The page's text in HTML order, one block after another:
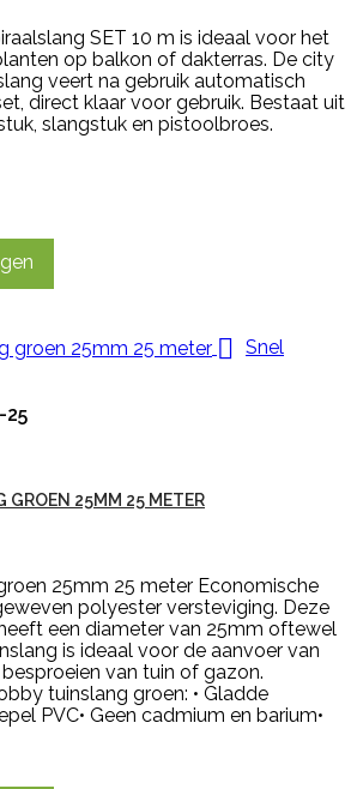
SET 10 m is ideaal voor het
op balkon of dakterras. De city
veert na gebruik automatisch
direct klaar voor gebruik. Bestaat uit
slangstuk en pistoolbroes.
 Snel
25
GROEN 25MM 25 METER
25mm 25 meter Economische
polyester versteviging. Deze
een diameter van 25mm oftewel
is ideaal voor de aanvoer van
van tuin of gazon.
tuinslang groen: • Gladde
PVC• Geen cadmium en barium•